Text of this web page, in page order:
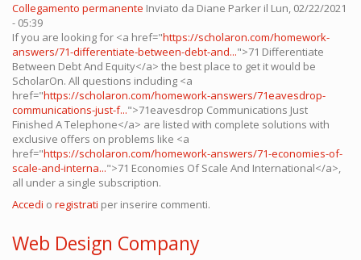
Collegamento permanente Inviato da Diane Parker il Lun, 02/22/2021
- 05:39
If you are looking for <a href="https://scholaron.com/homework-
answers/71-differentiate-between-debt-and...">71 Differentiate
Between Debt And Equity</a> the best place to get it would be
ScholarOn. All questions including <a
href="https://scholaron.com/homework-answers/71eavesdrop-
communications-just-f...">71eavesdrop Communications Just
Finished A Telephone</a> are listed with complete solutions with
exclusive offers on problems like <a
href="https://scholaron.com/homework-answers/71-economies-of-
scale-and-interna...">71 Economies Of Scale And International</a>,
all under a single subscription.
Accedi o registrati per inserire commenti.
Web Design Company